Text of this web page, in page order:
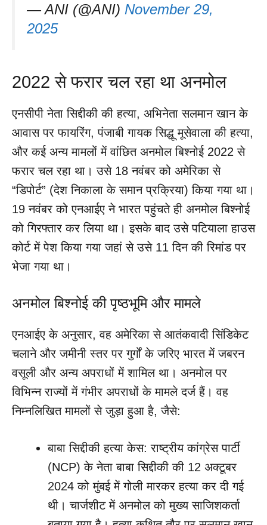
— ANI (@ANI) November 29,
2025
2022 से फरार चल रहा था अनमोल
एनसीपी नेता सिद्दीकी की हत्या, अभिनेता सलमान खान के
आवास पर फायरिंग, पंजाबी गायक सिद्धू मूसेवाला की हत्या,
और कई अन्य मामलों में वांछित अनमोल बिश्नोई 2022 से
फरार चल रहा था। उसे 18 नवंबर को अमेरिका से
“डिपोर्ट” (देश निकाला के समान प्रक्रिया) किया गया था।
19 नवंबर को एनआईए ने भारत पहुंचते ही अनमोल बिश्नोई
को गिरफ्तार कर लिया था। इसके बाद उसे पटियाला हाउस
कोर्ट में पेश किया गया जहां से उसे 11 दिन की रिमांड पर
भेजा गया था।
अनमोल बिश्नोई की पृष्ठभूमि और मामले
एनआईए के अनुसार, वह अमेरिका से आतंकवादी सिंडिकेट
चलाने और जमीनी स्तर पर गुर्गों के जरिए भारत में जबरन
वसूली और अन्य अपराधों में शामिल था। अनमोल पर
विभिन्न राज्यों में गंभीर अपराधों के मामले दर्ज हैं। वह
निम्नलिखित मामलों से जुड़ा हुआ है, जैसे:
बाबा सिद्दीकी हत्या केस: राष्ट्रीय कांग्रेस पार्टी
(NCP) के नेता बाबा सिद्दीकी की 12 अक्टूबर
2024 को मुंबई में गोली मारकर हत्या कर दी गई
थी। चार्जशीट में अनमोल को मुख्य साजिशकर्ता